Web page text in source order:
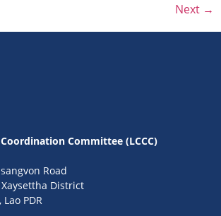
Next →
Committee (LCCC)
Road
District
PDR